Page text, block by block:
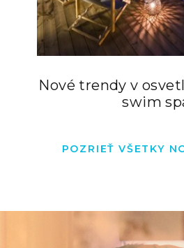
Nové trendy v
swim
POZRIEŤ VŠETKY